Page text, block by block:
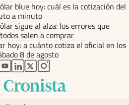
blue hoy: cuál es la cotización del
a minuto
sigue al alza: los errores que
salen a comprar
hoy: a cuánto cotiza el oficial en los
8 de agosto
en nueva pestaña
abre en nueva pestaña
abre en nueva pestaña
abre en nueva pestaña
abre en nueva pestaña